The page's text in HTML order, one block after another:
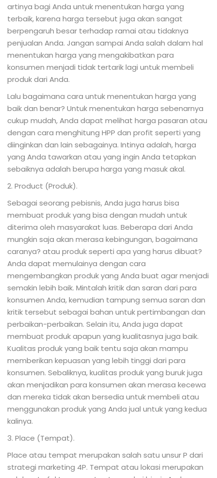
artinya bagi Anda untuk menentukan harga yang
terbaik, karena harga tersebut juga akan sangat
berpengaruh besar terhadap ramai atau tidaknya
penjualan Anda. Jangan sampai Anda salah dalam hal
menentukan harga yang mengakibatkan para
konsumen menjadi tidak tertarik lagi untuk membeli
produk dari Anda.
Lalu bagaimana cara untuk menentukan harga yang
baik dan benar? Untuk menentukan harga sebenarnya
cukup mudah, Anda dapat melihat harga pasaran atau
dengan cara menghitung HPP dan profit seperti yang
diinginkan dan lain sebagainya. Intinya adalah, harga
yang Anda tawarkan atau yang ingin Anda tetapkan
sebaiknya adalah berupa harga yang masuk akal.
2. Product (Produk).
Sebagai seorang pebisnis, Anda juga harus bisa
membuat produk yang bisa dengan mudah untuk
diterima oleh masyarakat luas. Beberapa dari Anda
mungkin saja akan merasa kebingungan, bagaimana
caranya? atau produk seperti apa yang harus dibuat?
Anda dapat memulainya dengan cara
mengembangkan produk yang Anda buat agar menjadi
semakin lebih baik. Mintalah kritik dan saran dari para
konsumen Anda, kemudian tampung semua saran dan
kritik tersebut sebagai bahan untuk pertimbangan dan
perbaikan-perbaikan. Selain itu, Anda juga dapat
membuat produk apapun yang kualitasnya juga baik.
Kualitas produk yang baik tentu saja akan mampu
memberikan kepuasan yang lebih tinggi dari para
konsumen. Sebaliknya, kualitas produk yang buruk juga
akan menjadikan para konsumen akan merasa kecewa
dan mereka tidak akan bersedia untuk membeli atau
menggunakan produk yang Anda jual untuk yang kedua
kalinya.
3. Place (Tempat).
Place atau tempat merupakan salah satu unsur P dari
strategi marketing 4P. Tempat atau lokasi merupakan